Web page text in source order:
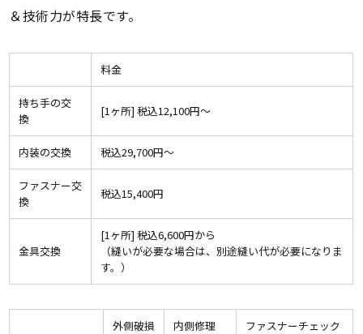
＆技術力が特長です。
料金
持ち手の交
換
[1ヶ所] 税込12,100円〜
内装の交換 税込29,700円〜
ファスナー交
換
税込15,400円
金具交換
[1ヶ所] 税込6,600円から
（縫いが必要な場合は、別途縫い代が必要になりま
す。）
外側破損 内側修理 ファスナーチェック